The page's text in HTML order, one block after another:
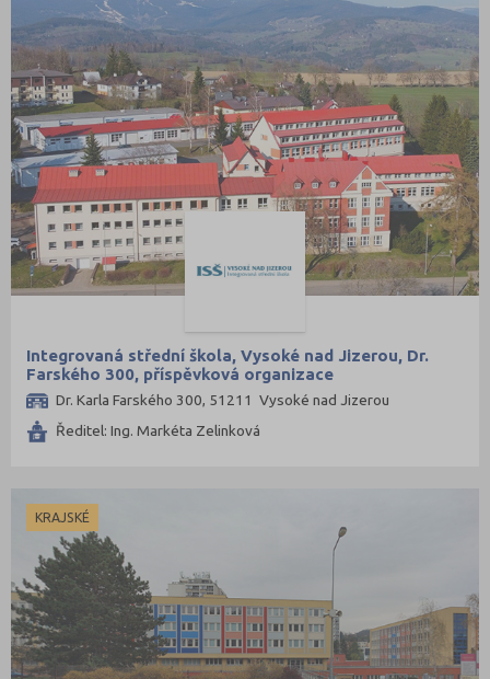
Integrovaná střední škola, Vysoké nad Jizerou, Dr.
Farského 300, příspěvková organizace
Dr. Karla Farského 300, 51211 Vysoké nad Jizerou
Ředitel: Ing. Markéta Zelinková
KRAJSKÉ